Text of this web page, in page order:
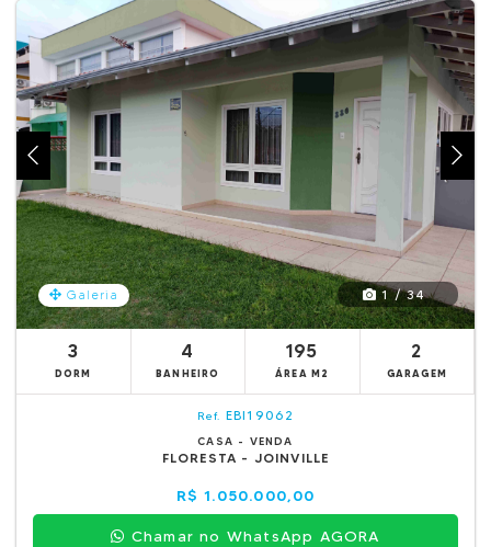
Galeria 1 / 34
3
DORM
4
BANHEIRO
195
ÁREA M2
2
GARAGEM
Ref. EBI19062
CASA - VENDA
FLORESTA - JOINVILLE
R$ 1.050.000,00
Chamar no WhatsApp AGORA